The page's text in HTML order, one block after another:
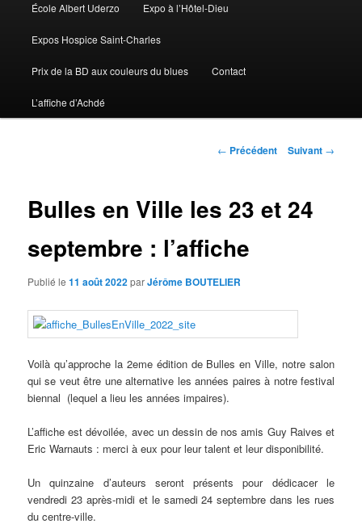
École Albert Uderzo Expo à l’Hôtel-Dieu
Expos Hospice Saint-Charles
Prix de la BD aux couleurs du blues Contact
L’affiche d’Achdé
Navigation des articles
← Précédent Suivant →
Bulles en Ville les 23 et 24
septembre : l’affiche
Publié le11 août 2022parJérôme BOUTELIER
Voilà qu’approche la 2eme édition de Bulles en Ville, notre salon
qui se veut être une alternative les années paires à notre festival
biennal (lequel a lieu les années impaires).
L’affiche est dévoilée, avec un dessin de nos amis Guy Raives et
Eric Warnauts : merci à eux pour leur talent et leur disponibilité.
Un quinzaine d’auteurs seront présents pour dédicacer le
vendredi 23 après-midi et le samedi 24 septembre dans les rues
du centre-ville.